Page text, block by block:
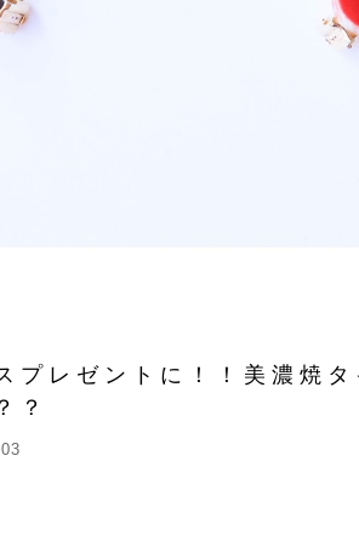
プレゼントに！！美濃焼
？